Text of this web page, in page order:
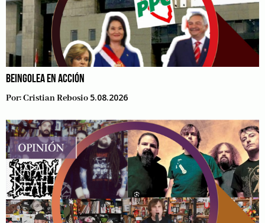
BEINGOLEA EN ACCIÓN
Por:Cristian Rebosio 5.08.2026